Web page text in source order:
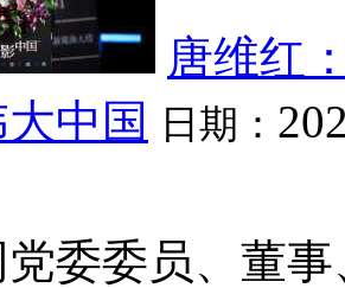
唐维红
中国
日期：
党委委员、董